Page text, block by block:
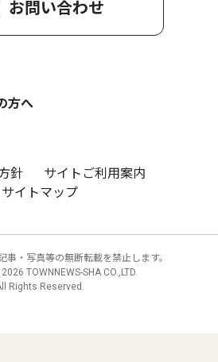
お問い合わせ
方へ
針
サイトご利用案内
サイトマップ
事・写真等の無断転載を禁止します。
2026 TOWNNEWS-SHA CO.,LTD.
Rights Reserved.